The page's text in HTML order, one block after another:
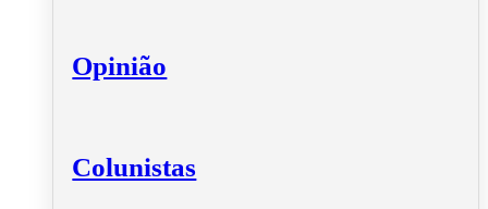
Opinião
Colunistas